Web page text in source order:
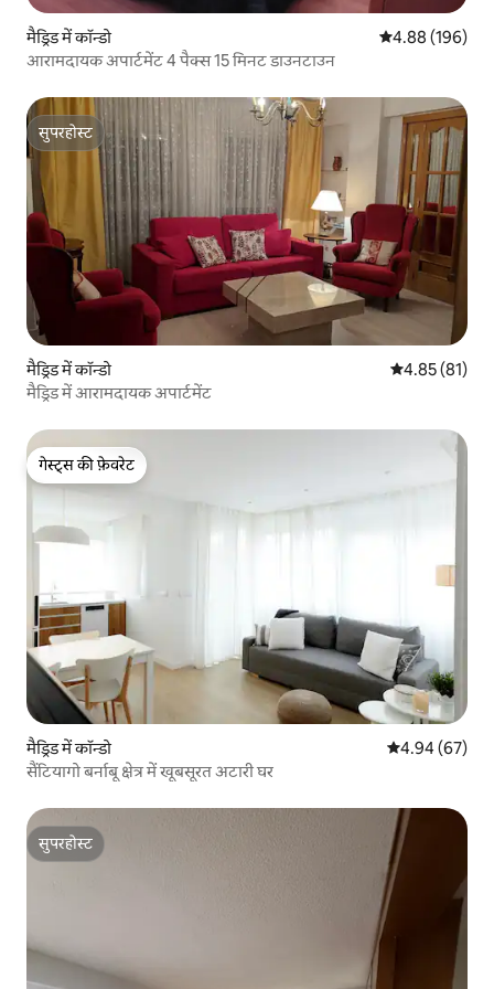
मैड्रिड में कॉन्डो औसत रेटिंग 5 में से
4.88 (196)
आरामदायक अपार्टमेंट 4 पैक्स 15 मिनट डाउनटाउन
सुपरहोस्ट
सुपरहोस्ट
मैड्रिड में कॉन्डो औसत रेटिंग 5 में
4.85 (81)
मैड्रिड में आरामदायक अपार्टमेंट
गेस्ट्स की फ़ेवरेट
गेस्ट्स की फ़ेवरेट
मैड्रिड में कॉन्डो औसत रेटिंग 5 में
4.94 (67)
सैंटियागो बर्नाबू क्षेत्र में खूबसूरत अटारी घर
सुपरहोस्ट
सुपरहोस्ट